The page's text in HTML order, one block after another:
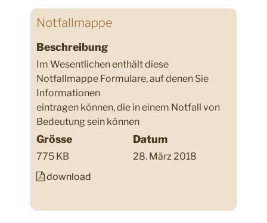
Notfallmappe
Beschreibung
Im Wesentlichen enthält diese
Notfallmappe Formulare, auf denen Sie
Informationen
eintragen können, die in einem Notfall von
Bedeutung sein können
Grösse
775 KB
Datum
28. März 2018
download